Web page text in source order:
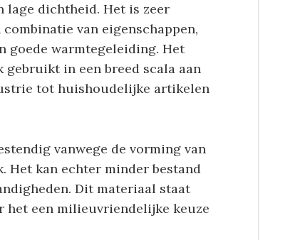
lage dichtheid. Het is zeer
van eigenschappen,
goede warmtegeleiding. Het
in een breed scala aan
tot huishoudelijke artikelen
vanwege de vorming van
Het kan echter minder bestand
Dit materiaal staat
het een milieuvriendelijke keuze